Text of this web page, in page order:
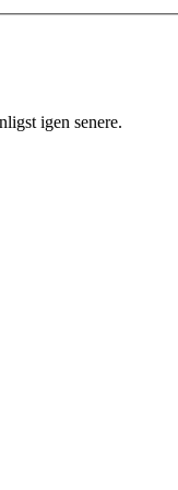
igen senere.